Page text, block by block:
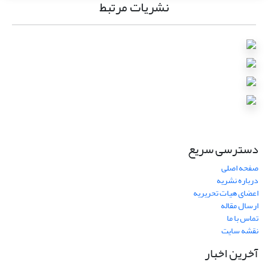
نشریات مرتبط
دسترسی سریع
صفحه اصلی
درباره نشریه
اعضای هیات تحریریه
ارسال مقاله
تماس با ما
نقشه سایت
آخرین اخبار